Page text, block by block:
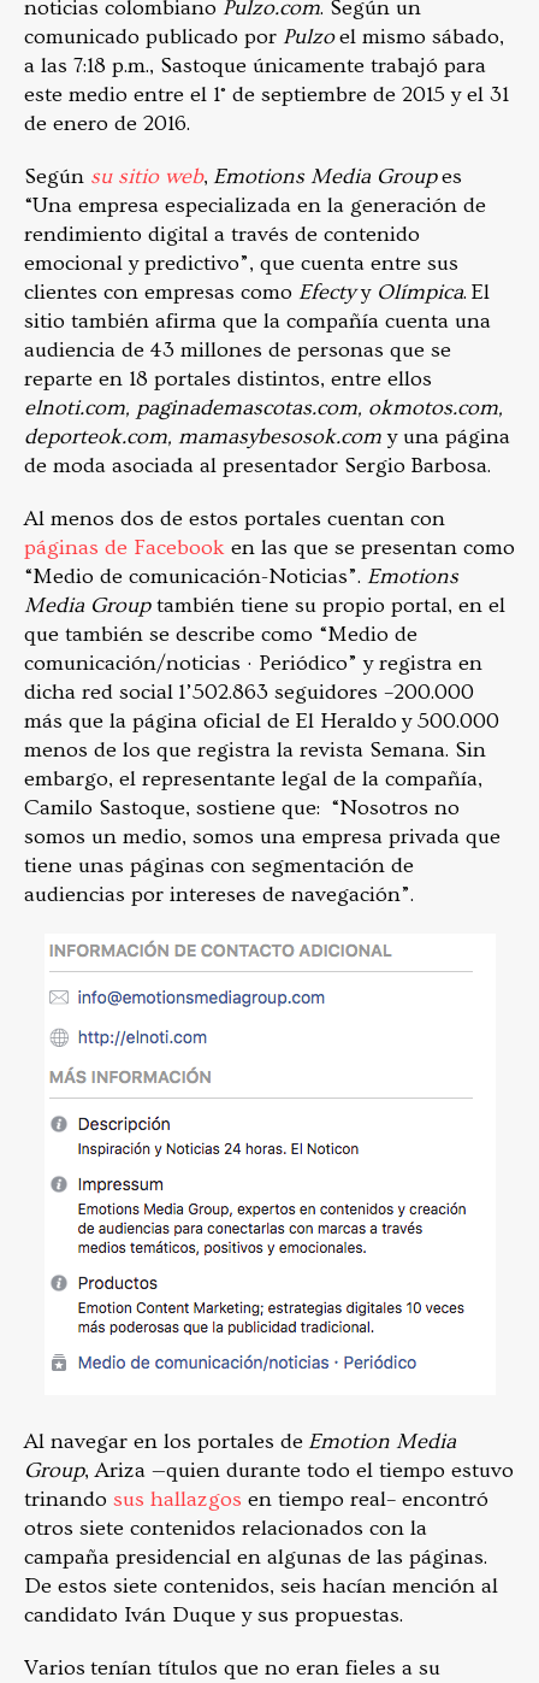
noticias colombiano Pulzo.com. Según un
comunicado publicado por Pulzoel mismo sábado,
a las 7:18 p.m., Sastoque únicamente trabajó para
este medio entre el 1° de septiembre de 2015 y el 31
de enero de 2016.
Según su sitio web, Emotions Media Groupes
“Una empresa especializada en la generación de
rendimiento digital a través de contenido
emocional y predictivo”, que cuenta entre sus
clientes con empresas como Efectyy Olímpica. El
sitio también afirma que la compañía cuenta una
audiencia de 43 millones de personas que se
reparte en 18 portales distintos, entre ellos
elnoti.com, paginademascotas.com, okmotos.com,
deporteok.com, mamasybesosok.comy una página
de moda asociada al presentador Sergio Barbosa.
Al menos dos de estos portales cuentan con
páginas de Facebook en las que se presentan como
“Medio de comunicación-Noticias”. Emotions
Media Grouptambién tiene su propio portal, en el
que también se describe como “Medio de
comunicación/noticias · Periódico” y registra en
dicha red social 1’502.863 seguidores –200.000
más que la página oficial de El Heraldo y 500.000
menos de los que registra la revista Semana. Sin
embargo, el representante legal de la compañía,
Camilo Sastoque, sostiene que: “Nosotros no
somos un medio, somos una empresa privada que
tiene unas páginas con segmentación de
audiencias por intereses de navegación”.
Al navegar en los portales deEmotion Media
Group, Ariza —quien durante todo el tiempo estuvo
trinando sus hallazgos en tiempo real– encontró
otros siete contenidos relacionados con la
campaña presidencial en algunas de las páginas.
De estos siete contenidos, seis hacían mención al
candidato Iván Duque y sus propuestas.
Varios tenían títulos que no eran fieles a su